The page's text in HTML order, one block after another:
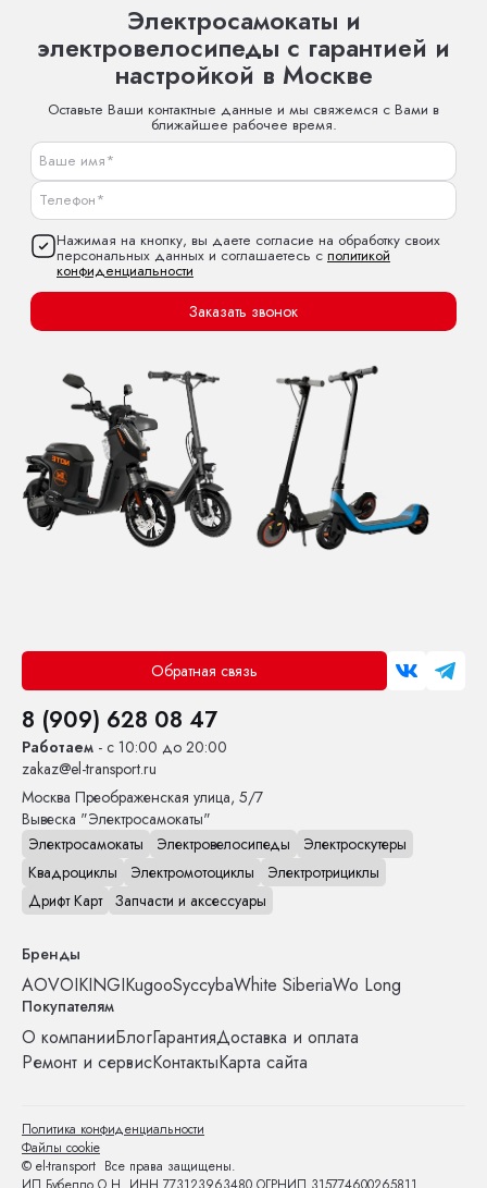
Электросамокаты и
электровелосипеды с гарантией и
настройкой в Москве
Оставьте Ваши контактные данные и мы свяжемся с Вами в
ближайшее рабочее время.
Нажимая на кнопку, вы даете согласие на обработку своих
персональных данных и соглашаетесь с политикой
конфиденциальности
Заказать звонок
Обратная связь
8 (909) 628 08 47
Работаем - с 10:00 до 20:00
zakaz@el-transport.ru
Москва Преображенская улица, 5/7
Вывеска "Электросамокаты"
Электросамокаты
Электровелосипеды
Электроскутеры
Квадроциклы
Электромотоциклы
Электротрициклы
Дрифт Карт Запчасти и аксессуары
Бренды
AOVOIKINGIKugooSyccybaWhite SiberiaWo Long
Покупателям
О компанииБлогГарантияДоставка и оплата
Ремонт и сервисКонтактыКарта сайта
© el-transport Все права защищены.
Политика конфиденциальности
Файлы cookie